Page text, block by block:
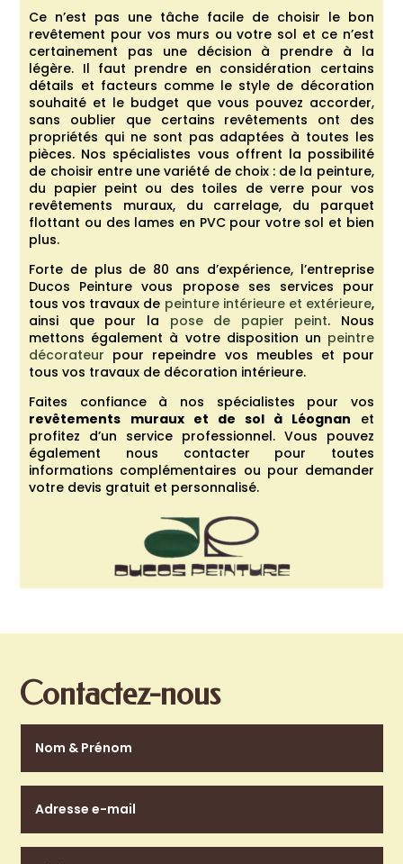
Ce n’est pas une tâche facile de choisir le bon
revêtement pour vos murs ou votre sol et ce n’est
certainement pas une décision à prendre à la
légère. Il faut prendre en considération certains
détails et facteurs comme le style de décoration
souhaité et le budget que vous pouvez accorder,
sans oublier que certains revêtements ont des
propriétés qui ne sont pas adaptées à toutes les
pièces. Nos spécialistes vous offrent la possibilité
de choisir entre une variété de choix : de la peinture,
du papier peint ou des toiles de verre pour vos
revêtements muraux, du carrelage, du parquet
flottant ou des lames en PVC pour votre sol et bien
plus.
Forte de plus de 80 ans d’expérience, l’entreprise
Ducos Peinture vous propose ses services pour
tous vos travaux de peinture intérieure et extérieure,
ainsi que pour la pose de papier peint. Nous
mettons également à votre disposition un peintre
décorateur pour repeindre vos meubles et pour
tous vos travaux de décoration intérieure.
Faites confiance à nos spécialistes pour vos
revêtements muraux et de sol à Léognan
et
profitez d’un service professionnel. Vous pouvez
également nous contacter pour toutes
informations complémentaires ou pour demander
votre devis gratuit et personnalisé.
Contactez-nous